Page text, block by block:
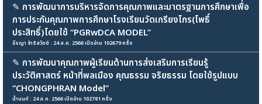
✎ การพัฒนาการบริหารจัดการคุณภาพและมาตรฐานการศึกษาเพื่อ
การประกันคุณภาพการศึกษาโรงเรียนวัดเกรียงไกร(โพธิ์
ประสิทธิ์)โดยใช้ “PGRwDCA MODEL”
ธีรญา จำรัสวิชช์ : 24 ส.ค. 2566 เปิดอ่าน 102679 ครั้ง
✎ การพัฒนาคุณภาพผู้เรียนด้านการส่งเสริมการเรียนรู้
ประวัติศาสตร์ หน้าที่พลเมือง คุณธรรม จริยธรรม โดยใช้รูปแบบ
“CHONGPHRAN Model”
น้ำนนท์ : 24 ส.ค. 2566 เปิดอ่าน 102781 ครั้ง